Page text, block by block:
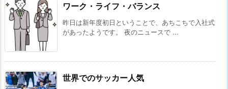
ワーク・ライフ・バランス
昨日は新年度初日ということで、あちこちで入社式
があったようです。 夜のニュースで ...
世界でのサッカー人気